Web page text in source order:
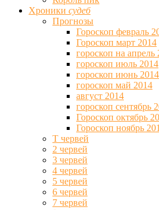
Хроники судеб
Прогнозы
Гороскоп февраль
Гороскоп март 2014
гороскоп на апрель
гороскоп июль 2014
гороскоп июнь 2014
гороскоп май 2014
август 2014
гороскоп сентябрь
Гороскоп октябрь
Гороскоп ноябрь
Т червей
2 червей
3 червей
4 червей
5 червей
6 червей
7 червей